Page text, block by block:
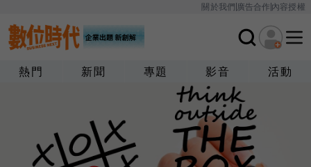
關於我們廣告合作內容授權
熱門 新聞 專題 影音 活動